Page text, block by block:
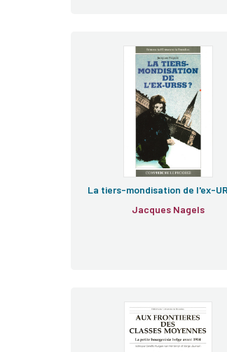
La tiers-mondisation de l'ex-
Jacques Nagels